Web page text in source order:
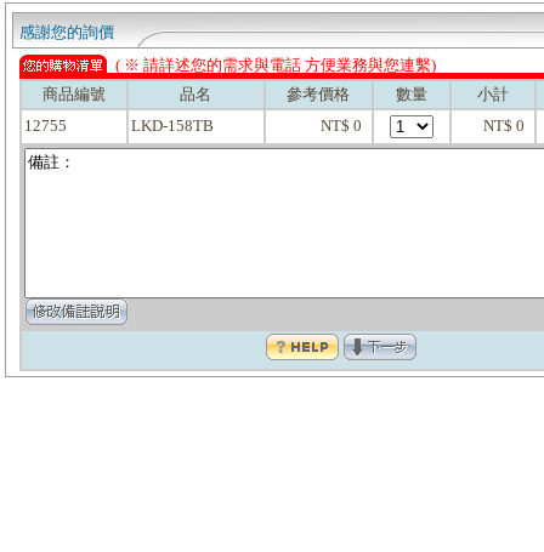
感謝您的詢價
( ※ 請詳述您的需求與電話 方便業務與您連繫)
商品編號
品名 參考價格 數量
小計
12755
LKD-158TB NT$ 0 NT$ 0